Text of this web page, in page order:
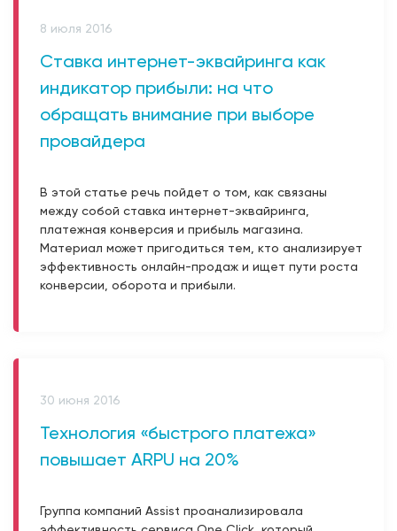
8 июля 2016
Ставка интернет-эквайринга как
индикатор прибыли: на что
обращать внимание при выборе
провайдера
В этой статье речь пойдет о том, как связаны
между собой ставка интернет-эквайринга,
платежная конверсия и прибыль магазина.
Материал может пригодиться тем, кто анализирует
эффективность онлайн-продаж и ищет пути роста
конверсии, оборота и прибыли.
30 июня 2016
Технология «быстрого платежа»
повышает ARPU на 20%
Группа компаний Assist проанализировала